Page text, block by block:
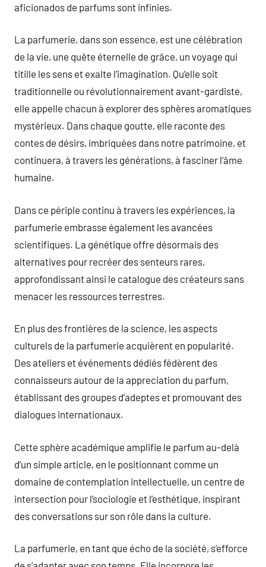
aficionados de parfums sont infinies.
La parfumerie, dans son essence, est une célébration
de la vie, une quête éternelle de grâce, un voyage qui
titille les sens et exalte l’imagination. Qu’elle soit
traditionnelle ou révolutionnairement avant-gardiste,
elle appelle chacun à explorer des sphères aromatiques
mystérieux. Dans chaque goutte, elle raconte des
contes de désirs, imbriquées dans notre patrimoine, et
continuera, à travers les générations, à fasciner l’âme
humaine.
Dans ce périple continu à travers les expériences, la
parfumerie embrasse également les avancées
scientifiques. La génétique offre désormais des
alternatives pour recréer des senteurs rares,
approfondissant ainsi le catalogue des créateurs sans
menacer les ressources terrestres.
En plus des frontières de la science, les aspects
culturels de la parfumerie acquièrent en popularité.
Des ateliers et événements dédiés fédèrent des
connaisseurs autour de la appreciation du parfum,
établissant des groupes d’adeptes et promouvant des
dialogues internationaux.
Cette sphère académique amplifie le parfum au-delà
d’un simple article, en le positionnant comme un
domaine de contemplation intellectuelle, un centre de
intersection pour l’sociologie et l’esthétique, inspirant
des conversations sur son rôle dans la culture.
La parfumerie, en tant que écho de la société, s’efforce